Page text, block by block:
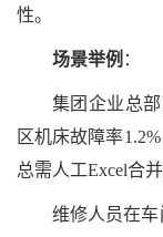
性。
场景举例 ：
集团企业总
区机床故障率
总需人工Excel合
维修人员在